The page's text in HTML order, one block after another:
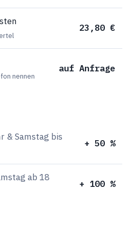
23,80 €
nennen
auf Anfrage
& Samstag bis
+ 50 %
ab 18
+ 100 %